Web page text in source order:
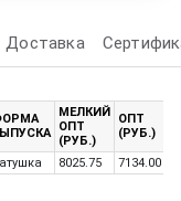
Доставка
МЕЛКИЙ
ОПТ
(РУБ.)
ОПТ
(РУБ.)
8025.75 7134.00